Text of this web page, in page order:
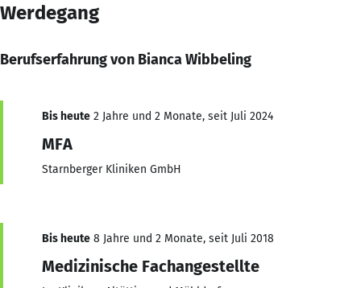
Werdegang
Berufserfahrung von Bianca Wibbeling
Bis heute 2 Jahre und 2 Monate, seit Juli 2024
MFA
Starnberger Kliniken GmbH
Bis heute 8 Jahre und 2 Monate, seit Juli 2018
Medizinische Fachangestellte